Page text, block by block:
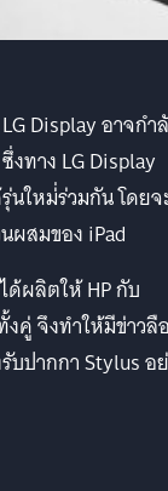
Display อาจกำ
ทาง LG Display
ใหม่่ร่วมกัน โดยจ
ผสมของ iPad
ด้ผลิตให้ HP กับ
คู่ จึงทำให้มีข่าวลื
ปากกา Stylus อ